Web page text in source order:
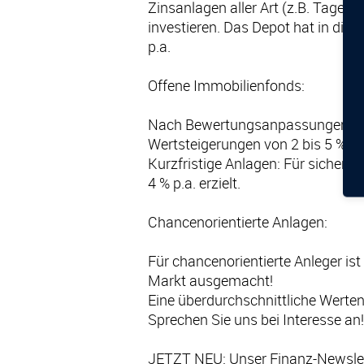
Zinsanlagen aller Art (z.B.
investieren. Das Depot hat in
p.a.
Offene Immobilienfonds:
Nach Bewertungsanpassungen
Wertsteigerungen von 2 bis 5 %
Kurzfristige Anlagen: Für sichere
4 % p.a. erzielt.
Chancenorientierte Anlagen:
Für chancenorientierte Anleger
Markt ausgemacht!
Eine überdurchschnittliche
Sprechen Sie uns bei Interesse an!
JETZT NEU: Unser Finanz-